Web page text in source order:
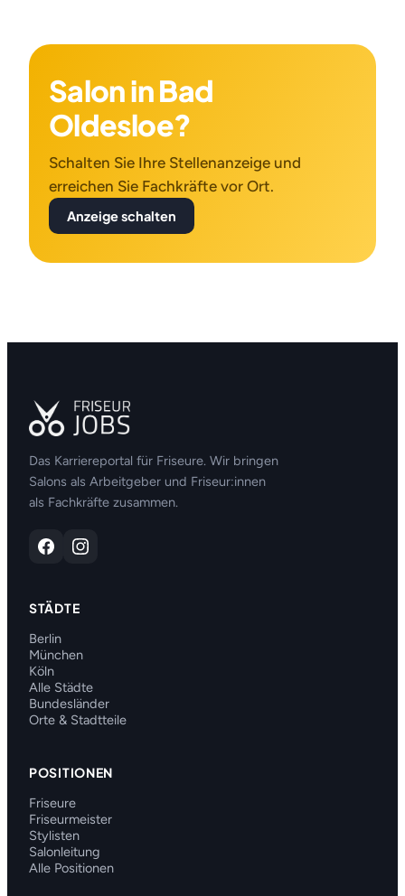
Salon in Bad
Oldesloe?
Schalten Sie Ihre Stellenanzeige und
erreichen Sie Fachkräfte vor Ort.
Anzeige schalten
Das Karriereportal für Friseure. Wir bringen
Salons als Arbeitgeber und Friseur:innen
als Fachkräfte zusammen.
STÄDTE
Berlin
München
Köln
Alle Städte
Bundesländer
Orte & Stadtteile
POSITIONEN
Friseure
Friseurmeister
Stylisten
Salonleitung
Alle Positionen